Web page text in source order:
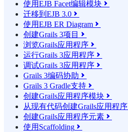
使用EJB Facet编辑模块 
迁移到EJB 3.0 
使用EJB ER Diagram 
创建Grails 3项目 
浏览Grails应用程序 
运行Grails 3应用程序 
调试Grails 3应用程序 
Grails 3编码协助 
Grails 3 Gradle支持 
创建Grails应用程序模块 
从现有代码创建Grails应用程序
创建Grails应用程序元素 
使用Scaffolding 